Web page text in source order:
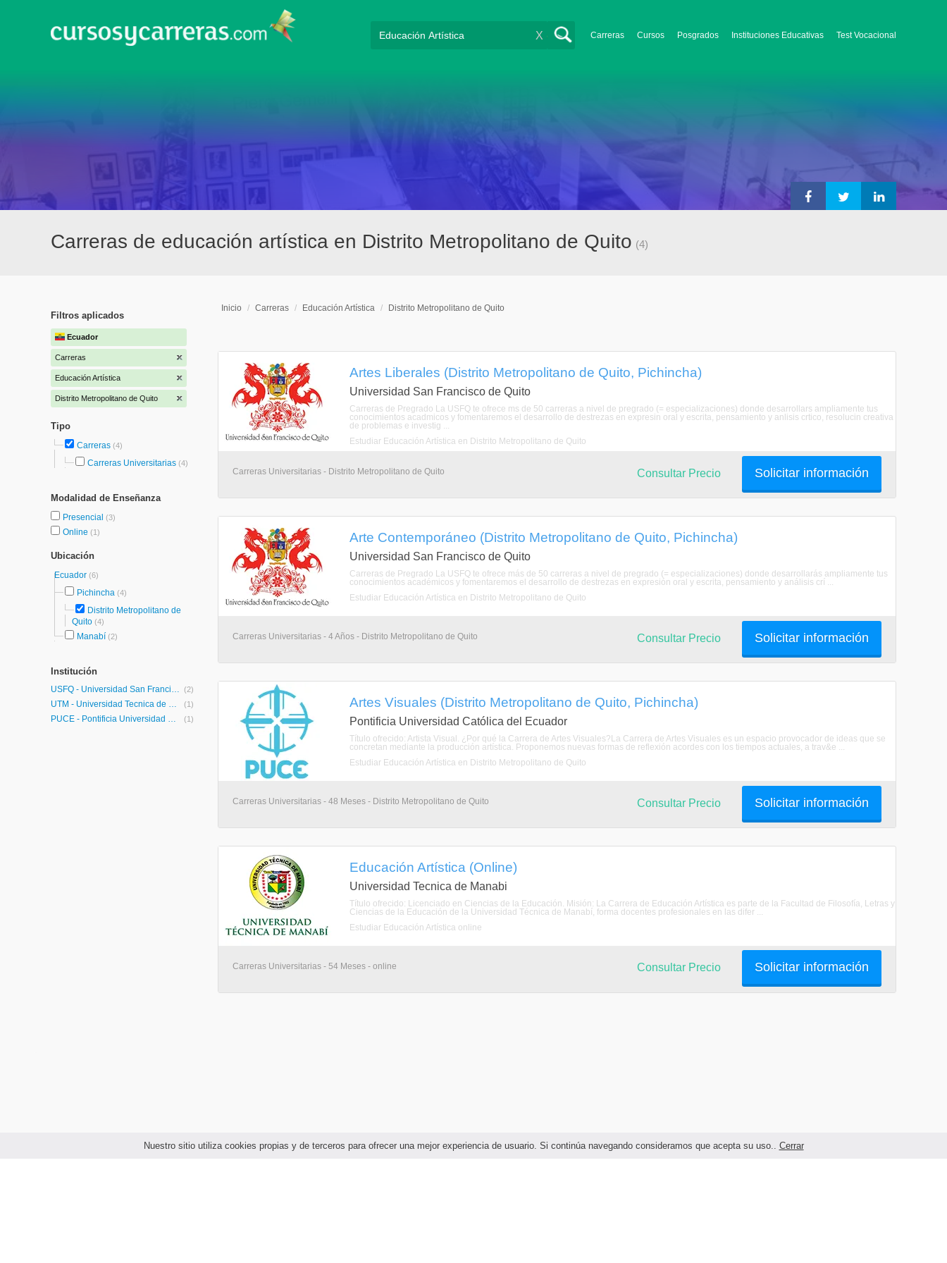
Nuestro sitio utiliza cookies propias y de terceros para ofrecer una mejor experiencia de usuario. Si continúa navegando consideramos que acepta su uso.. Cerrar
Carreras Cursos Posgrados Instituciones Educativas Test Vocacional
X
Carreras de educación artística en Distrito Metropolitano de Quito (4)
Filtros aplicados
Ecuador
Carreras
Educación Artística
Distrito Metropolitano de Quito
Tipo
Carreras (4)
Carreras Universitarias (4)
Modalidad de Enseñanza
Presencial (3)
Online (1)
Ubicación
Ecuador (6)
Pichincha (4)
Distrito Metropolitano de
Quito (4)
Manabí (2)
Institución
USFQ - Universidad San Francisco de Quito (2)
UTM - Universidad Tecnica de Manabi (1)
PUCE - Pontificia Universidad Católica del Ecuador (1)
Inicio / Carreras / Educación Artística / Distrito Metropolitano de Quito
Artes Liberales (Distrito Metropolitano de Quito, Pichincha)
Universidad San Francisco de Quito
Carreras de Pregrado La USFQ te ofrece ms de 50 carreras a nivel de pregrado (= especializaciones) donde desarrollars ampliamente tus
conocimientos acadmicos y fomentaremos el desarrollo de destrezas en expresin oral y escrita, pensamiento y anlisis crtico, resolucin creativa
de problemas e investig ...
Estudiar Educación Artística en Distrito Metropolitano de Quito
Carreras Universitarias - Distrito Metropolitano de Quito Solicitar información
Consultar Precio
Arte Contemporáneo (Distrito Metropolitano de Quito, Pichincha)
Universidad San Francisco de Quito
Carreras de Pregrado La USFQ te ofrece más de 50 carreras a nivel de pregrado (= especializaciones) donde desarrollarás ampliamente tus
conocimientos académicos y fomentaremos el desarrollo de destrezas en expresión oral y escrita, pensamiento y análisis crí ...
Estudiar Educación Artística en Distrito Metropolitano de Quito
Carreras Universitarias - 4 Años - Distrito Metropolitano de Quito Solicitar información
Consultar Precio
Artes Visuales (Distrito Metropolitano de Quito, Pichincha)
Pontificia Universidad Católica del Ecuador
Título ofrecido: Artista Visual. ¿Por qué la Carrera de Artes Visuales?La Carrera de Artes Visuales es un espacio provocador de ideas que se
concretan mediante la producción artística. Proponemos nuevas formas de reflexión acordes con los tiempos actuales, a trav&e ...
Estudiar Educación Artística en Distrito Metropolitano de Quito
Carreras Universitarias - 48 Meses - Distrito Metropolitano de Quito Solicitar información
Consultar Precio
Educación Artística (Online)
Universidad Tecnica de Manabi
Título ofrecido: Licenciado en Ciencias de la Educación. Misión: La Carrera de Educación Artística es parte de la Facultad de Filosofía, Letras y
Ciencias de la Educación de la Universidad Técnica de Manabí, forma docentes profesionales en las difer ...
Estudiar Educación Artística online
Carreras Universitarias - 54 Meses - online Solicitar información
Consultar Precio